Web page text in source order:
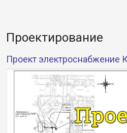
Проектирование
Проект электроснабжение